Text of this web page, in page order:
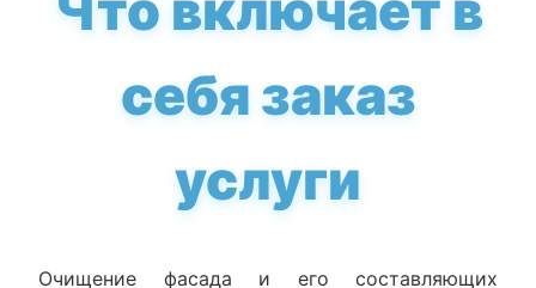
себя заказ
услуги
Очищение фасада и его составляющих